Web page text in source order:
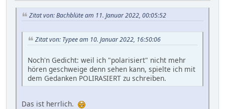
Zitat von: Bachblüte am 11. Januar 2022, 00:05:52
Zitat von: Typee am 10. Januar 2022, 16:50:06
Noch'n Gedicht: weil ich "polarisiert" nicht mehr
hören geschweige denn sehen kann, spielte ich mit
dem Gedanken POLIRASIERT zu schreiben.
Das ist herrlich.